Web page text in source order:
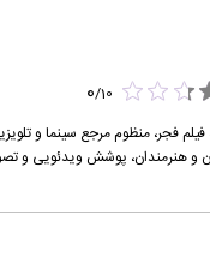
0/10
فجر، منظوم مرجع سینما و
هنرمندان، پوشش ویدئویی و